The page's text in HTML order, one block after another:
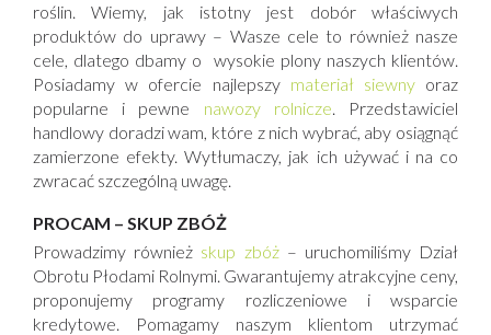
roślin. Wiemy, jak istotny jest dobór właściwych
produktów do uprawy – Wasze cele to również nasze
cele, dlatego dbamy o wysokie plony naszych klientów.
Posiadamy w ofercie najlepszy materiał siewnyoraz
popularne i pewne nawozy rolnicze. Przedstawiciel
handlowy doradzi wam, które z nich wybrać, aby osiągnąć
zamierzone efekty. Wytłumaczy, jak ich używać i na co
zwracać szczególną uwagę.
PROCAM – SKUP ZBÓŻ
Prowadzimy również skup zbóż– uruchomiliśmy Dział
Obrotu Płodami Rolnymi. Gwarantujemy atrakcyjne ceny,
proponujemy programy rozliczeniowe i wsparcie
kredytowe. Pomagamy naszym klientom utrzymać